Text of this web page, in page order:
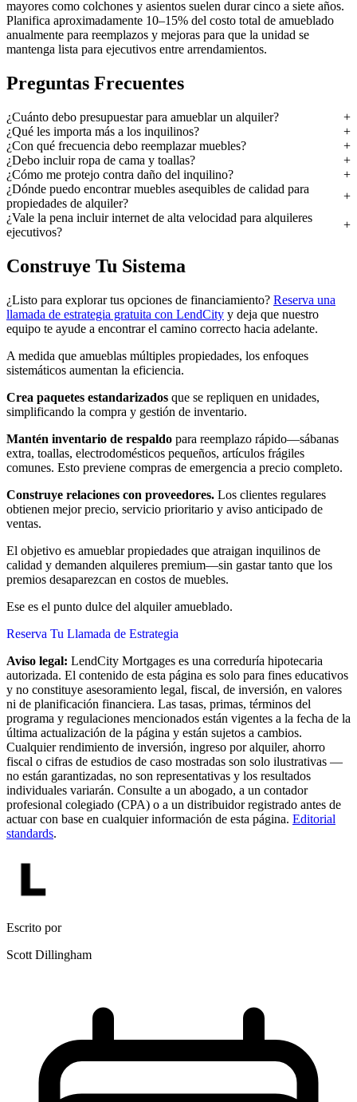
mayores como colchones y asientos suelen durar cinco a siete años.
Planifica aproximadamente 10–15% del costo total de amueblado
anualmente para reemplazos y mejoras para que la unidad se
mantenga lista para ejecutivos entre arrendamientos.
Preguntas Frecuentes
¿Cuánto debo presupuestar para amueblar un alquiler?
¿Qué les importa más a los inquilinos?
¿Con qué frecuencia debo reemplazar muebles?
¿Debo incluir ropa de cama y toallas?
¿Cómo me protejo contra daño del inquilino?
¿Dónde puedo encontrar muebles asequibles de calidad para
propiedades de alquiler?
¿Vale la pena incluir internet de alta velocidad para alquileres
ejecutivos?
Construye Tu Sistema
¿Listo para explorar tus opciones de financiamiento? Reserva una
llamada de estrategia gratuita con LendCity y deja que nuestro
equipo te ayude a encontrar el camino correcto hacia adelante.
A medida que amueblas múltiples propiedades, los enfoques
sistemáticos aumentan la eficiencia.
Crea paquetes estandarizados que se repliquen en unidades,
simplificando la compra y gestión de inventario.
Mantén inventario de respaldo para reemplazo rápido—sábanas
extra, toallas, electrodomésticos pequeños, artículos frágiles
comunes. Esto previene compras de emergencia a precio completo.
Construye relaciones con proveedores. Los clientes regulares
obtienen mejor precio, servicio prioritario y aviso anticipado de
ventas.
El objetivo es amueblar propiedades que atraigan inquilinos de
calidad y demanden alquileres premium—sin gastar tanto que los
premios desaparezcan en costos de muebles.
Ese es el punto dulce del alquiler amueblado.
Reserva Tu Llamada de Estrategia
Aviso legal: LendCity Mortgages es una correduría hipotecaria
autorizada. El contenido de esta página es solo para fines educativos
y no constituye asesoramiento legal, fiscal, de inversión, en valores
ni de planificación financiera. Las tasas, primas, términos del
programa y regulaciones mencionados están vigentes a la fecha de la
última actualización de la página y están sujetos a cambios.
Cualquier rendimiento de inversión, ingreso por alquiler, ahorro
fiscal o cifras de estudios de caso mostradas son solo ilustrativas —
no están garantizadas, no son representativas y los resultados
individuales variarán. Consulte a un abogado, a un contador
profesional colegiado (CPA) o a un distribuidor registrado antes de
actuar con base en cualquier información de esta página. Editorial
standards.
Escrito por
Scott Dillingham